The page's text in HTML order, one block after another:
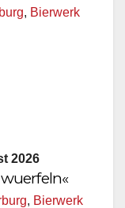
, Bierwerk
2026
, Bierwerk